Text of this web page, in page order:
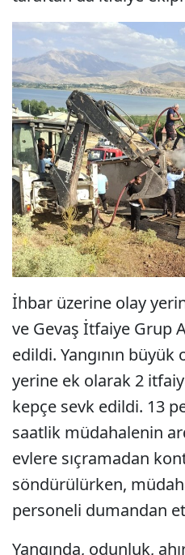
İhbar üzerine olay
ve Gevaş İtfaiye Grup
edildi. Yangının büyük
yerine ek olarak 2
kepçe sevk edildi. 13
saatlik müdahalenin
evlere sıçramadan
söndürülürken,
personeli dumandan
Yangında, odunluk,